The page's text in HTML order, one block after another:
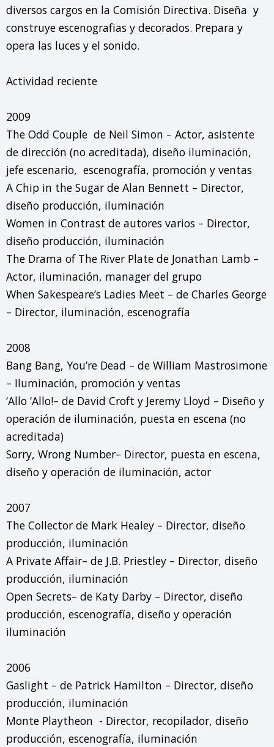
diversos cargos en la Comisión Directiva. Diseña  y
construye escenografias y decorados. Prepara y
opera las luces y el sonido.
Actividad reciente
2009
The Odd Couple  de Neil Simon – Actor, asistente
de dirección (no acreditada), diseño iluminación,
jefe escenario,  escenografía, promoción y ventas
A Chip in the Sugar de Alan Bennett – Director,
diseño producción, iluminación
Women in Contrast de autores varios – Director,
diseño producción, iluminación
The Drama of The River Plate de Jonathan Lamb –
Actor, iluminación, manager del grupo
When Sakespeare’s Ladies Meet – de Charles George
– Director, iluminación, escenografía
2008
Bang Bang, You’re Dead – de William Mastrosimone
– Iluminación, promoción y ventas
‘Allo ‘Allo!– de David Croft y Jeremy Lloyd – Diseño y
operación de iluminación, puesta en escena (no
acreditada)
Sorry, Wrong Number– Director, puesta en escena,
diseño y operación de iluminación, actor
2007
The Collector de Mark Healey – Director, diseño
producción, iluminación
A Private Affair– de J.B. Priestley – Director, diseño
producción, iluminación
Open Secrets– de Katy Darby – Director, diseño
producción, escenografía, diseño y operación
iluminación
2006
Gaslight – de Patrick Hamilton – Director, diseño
producción, iluminación
Monte Playtheon  - Director, recopilador, diseño
producción, escenografía, iluminación